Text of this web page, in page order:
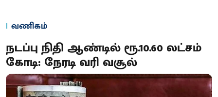
வணிகம்
நடப்பு நிதி ஆண்டில் ரூ.10.60 லட்சம்
கோடி: நேரடி வரி வசூல்